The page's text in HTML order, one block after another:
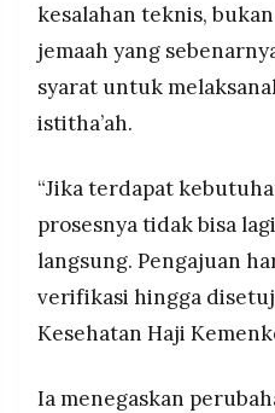
kesalahan teknis,
jemaah yang
syarat untuk
istitha’ah.
“Jika terdapat
prosesnya tidak bisa
langsung. Pengajuan
verifikasi hingga
Kesehatan Haji
Ia menegaskan